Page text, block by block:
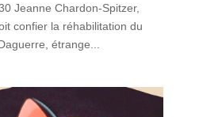
Jeanne Chardon-Spitzer,
confier la réhabilitation du
étrange...